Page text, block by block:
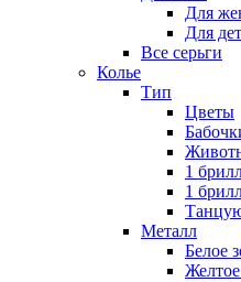
Для
Для
Все серьги
Колье
Тип
Цветы
1
1
Металл
Белое